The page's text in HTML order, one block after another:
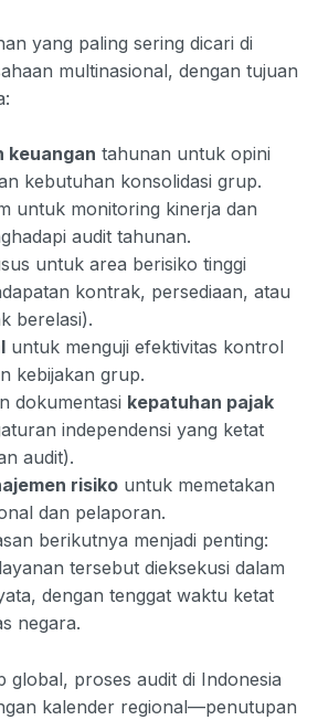
yang paling sering dicari di
multinasional, dengan tujuan
keuangan tahunan untuk opini
kebutuhan konsolidasi grup.
untuk monitoring kinerja dan
audit tahunan.
untuk area berisiko tinggi
kontrak, persediaan, atau
berelasi).
untuk menguji efektivitas kontrol
kebijakan grup.
dokumentasi kepatuhan pajak
independensi yang ketat
audit).
risiko untuk memetakan
dan pelaporan.
berikutnya menjadi penting:
tersebut dieksekusi dalam
dengan tenggat waktu ketat
negara.
global, proses audit di Indonesia
kalender regional—penutupan